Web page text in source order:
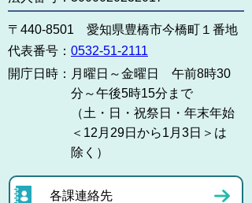
〒440-8501 愛知県豊橋市今橋町１番地
代表番号： 0532-51-2111
開庁日時： 月曜日～金曜日 午前8時30
分～午後5時15分まで
（土・日・祝祭日・年末年始
＜12月29日から1月3日＞は
除く）
各課連絡先